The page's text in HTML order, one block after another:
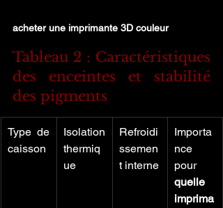
acheter une imprimante 3D couleur
Tableau 2 : Caractéristiques
des enceintes et stabilité
des pigments
Type de
caisson
Isolation
thermiq
ue
Refroidi
ssemen
t interne
Importa
nce
pour
quelle
imprima